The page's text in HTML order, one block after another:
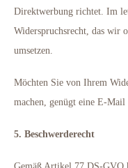
Direktwerbung richtet. Im
Widerspruchsrecht, das wir
umsetzen.
Möchten Sie von Ihrem
machen, genügt eine E-
5. Beschwerderecht
Gemäß Artikel 77 DS-GVO